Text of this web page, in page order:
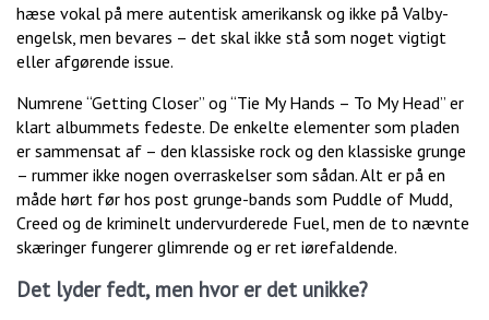
hæse vokal på mere autentisk amerikansk og ikke på Valby-
engelsk, men bevares – det skal ikke stå som noget vigtigt
eller afgørende issue.
Numrene “Getting Closer” og “Tie My Hands – To My Head” er
klart albummets fedeste. De enkelte elementer som pladen
er sammensat af – den klassiske rock og den klassiske grunge
– rummer ikke nogen overraskelser som sådan. Alt er på en
måde hørt før hos post grunge-bands som Puddle of Mudd,
Creed og de kriminelt undervurderede Fuel, men de to nævnte
skæringer fungerer glimrende og er ret iørefaldende.
Det lyder fedt, men hvor er det unikke?